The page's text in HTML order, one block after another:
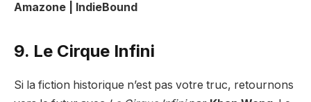
Amazone | IndieBound
9. Le Cirque Infini
Si la fiction historique n’est pas votre truc, retournons